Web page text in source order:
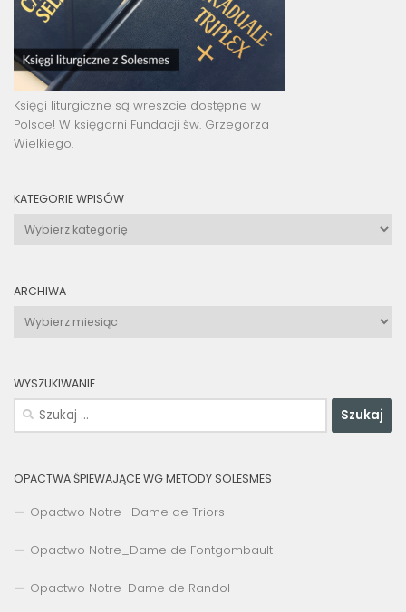
Księgi liturgiczne są wreszcie dostępne w
Polsce! W księgarni Fundacji św. Grzegorza
Wielkiego.
KATEGORIE WPISÓW
Kategorie
wpisów
ARCHIWA
Archiwa
WYSZUKIWANIE
Szukaj:
OPACTWA ŚPIEWAJĄCE WG METODY SOLESMES
Opactwo Notre -Dame de Triors
Opactwo Notre_Dame de Fontgombault
Opactwo Notre-Dame de Randol